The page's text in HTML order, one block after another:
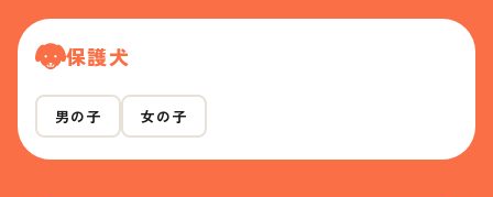
保護犬
男の子 女の子